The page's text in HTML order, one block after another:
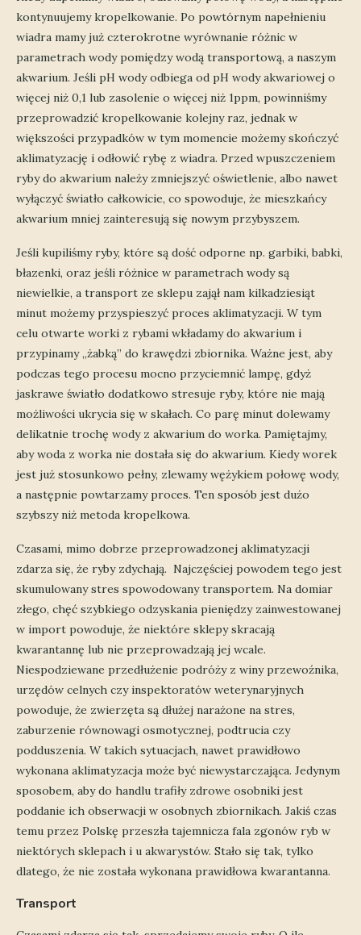
kontynuujemy kropelkowanie. Po powtórnym napełnieniu
wiadra mamy już czterokrotne wyrównanie różnic w
parametrach wody pomiędzy wodą transportową, a naszym
akwarium. Jeśli pH wody odbiega od pH wody akwariowej o
więcej niż 0,1 lub zasolenie o więcej niż 1ppm, powinniśmy
przeprowadzić kropelkowanie kolejny raz, jednak w
większości przypadków w tym momencie możemy skończyć
aklimatyzację i odłowić rybę z wiadra. Przed wpuszczeniem
ryby do akwarium należy zmniejszyć oświetlenie, albo nawet
wyłączyć światło całkowicie, co spowoduje, że mieszkańcy
akwarium mniej zainteresują się nowym przybyszem.
Jeśli kupiliśmy ryby, które są dość odporne np. garbiki, babki,
błazenki, oraz jeśli różnice w parametrach wody są
niewielkie, a transport ze sklepu zajął nam kilkadziesiąt
minut możemy przyspieszyć proces aklimatyzacji. W tym
celu otwarte worki z rybami wkładamy do akwarium i
przypinamy „żabką” do krawędzi zbiornika. Ważne jest, aby
podczas tego procesu mocno przyciemnić lampę, gdyż
jaskrawe światło dodatkowo stresuje ryby, które nie mają
możliwości ukrycia się w skałach. Co parę minut dolewamy
delikatnie trochę wody z akwarium do worka. Pamiętajmy,
aby woda z worka nie dostała się do akwarium. Kiedy worek
jest już stosunkowo pełny, zlewamy wężykiem połowę wody,
a następnie powtarzamy proces. Ten sposób jest dużo
szybszy niż metoda kropelkowa.
Czasami, mimo dobrze przeprowadzonej aklimatyzacji
zdarza się, że ryby zdychają. Najczęściej powodem tego jest
skumulowany stres spowodowany transportem. Na domiar
złego, chęć szybkiego odzyskania pieniędzy zainwestowanej
w import powoduje, że niektóre sklepy skracają
kwarantannę lub nie przeprowadzają jej wcale.
Niespodziewane przedłużenie podróży z winy przewoźnika,
urzędów celnych czy inspektoratów weterynaryjnych
powoduje, że zwierzęta są dłużej narażone na stres,
zaburzenie równowagi osmotycznej, podtrucia czy
podduszenia. W takich sytuacjach, nawet prawidłowo
wykonana aklimatyzacja może być niewystarczająca. Jedynym
sposobem, aby do handlu trafiły zdrowe osobniki jest
poddanie ich obserwacji w osobnych zbiornikach. Jakiś czas
temu przez Polskę przeszła tajemnicza fala zgonów ryb w
niektórych sklepach i u akwarystów. Stało się tak, tylko
dlatego, że nie została wykonana prawidłowa kwarantanna.
Transport